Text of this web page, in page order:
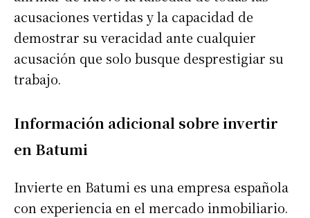
acusaciones vertidas y la capacidad de
demostrar su veracidad ante cualquier
acusación que solo busque desprestigiar su
trabajo.
Información adicional sobre invertir
en Batumi
Invierte en Batumi es una empresa española
con experiencia en el mercado inmobiliario.